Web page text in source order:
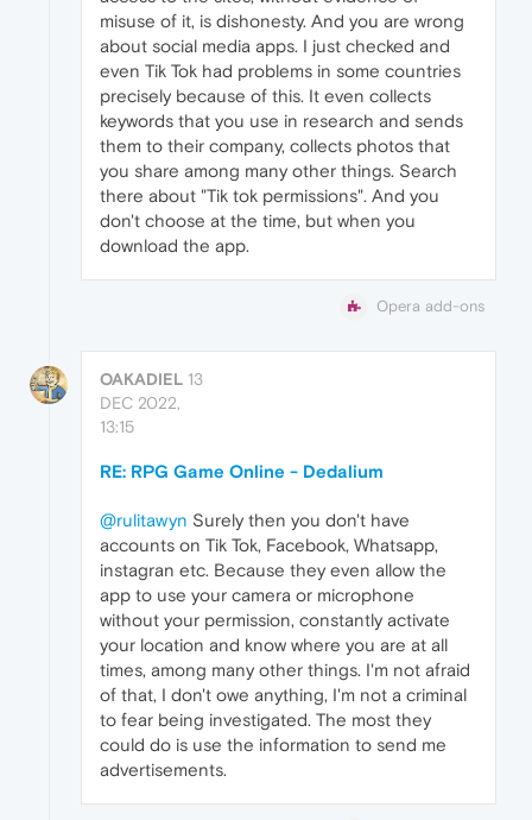
misuse of it, is dishonesty. And you are wrong
about social media apps. I just checked and
even Tik Tok had problems in some countries
precisely because of this. It even collects
keywords that you use in research and sends
them to their company, collects photos that
you share among many other things. Search
there about "Tik tok permissions". And you
don't choose at the time, but when you
download the app.
Opera add-ons
OAKADIEL 13
DEC 2022,
13:15
RE: RPG Game Online - Dedalium
@rulitawyn Surely then you don't have
accounts on Tik Tok, Facebook, Whatsapp,
instagran etc. Because they even allow the
app to use your camera or microphone
without your permission, constantly activate
your location and know where you are at all
times, among many other things. I'm not afraid
of that, I don't owe anything, I'm not a criminal
to fear being investigated. The most they
could do is use the information to send me
advertisements.